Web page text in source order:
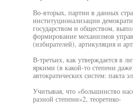
Во-вторых, партии в данных
институционализации
государством и обществом,
формирование механизмов
(избирателей), артикуляция и
В-третьих, как утверждается в
яркими (в какой-то степени
автократических систем: пакта
Учитывая, что «большинство
разной степени»2, теоретико-